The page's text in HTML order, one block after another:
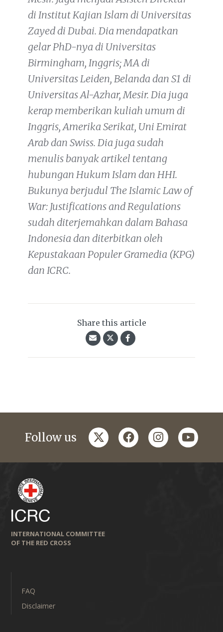
di Institut Kajian Islam di Universitas
Zayed di Dubai. Dia mendapatkan
gelar PhD-nya di Universitas
Birmingham, Inggris; MA di
Universitas Leiden, Belanda dan S1 di
Universitas Al-Azhar, Mesir. Dia juga
kerap memberikan kuliah umum di
Inggris, Amerika Serikat, Uni Emirat
Arab dan Swiss. Dia juga sudah
menulis banyak artikel tentang
hubungan Hukum Islam dan HHI.
Bukunya berjudul The Islamic Law of
War: Justifications and Regulations
sudah diterjemahkan dalam Bahasa
Indonesia dan diterbitkan oleh
Kepustakaan Populer Gramedia (KPG)
dan ICRC.
Share this article
Follow us twitterfacebookinstagramyoutube
INTERNATIONAL COMMITTEE
OF THE RED CROSS
FAQ
Disclaimer